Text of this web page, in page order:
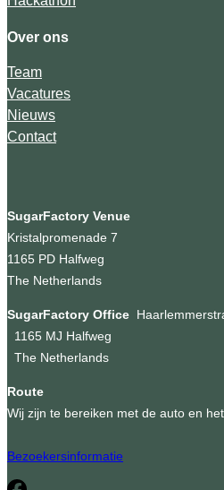
Over ons
Team
Vacatures
Nieuws
Contact
SugarFactory Venue
Kristalpromenade 7
1165 PD Halfweg
The Netherlands
SugarFactory Office
1165 MJ Halfweg
The Netherlands
Route
Wij zijn te bereiken met de auto en
Bezoekersinformatie